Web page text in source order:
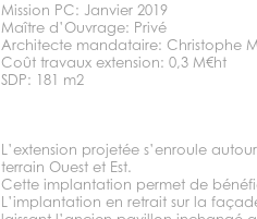
Mission PC: Janvier 2019
Maître d’Ouvrage: Privé
Architecte mandataire: Christophe
Coût travaux extension: 0,3 M€ht
SDP: 181 m2
L’extension projetée s’enroule
terrain Ouest et Est.
Cette implantation permet de
L’implantation en retrait sur la